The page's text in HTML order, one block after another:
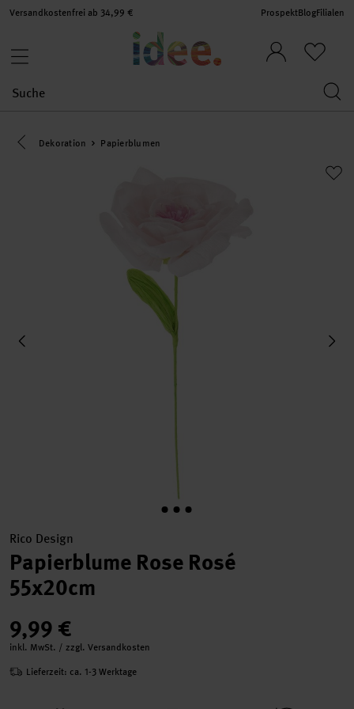
Versandkostenfrei ab 34,99 € ProspektBlogFilialen
Eine Kategorie zurück navigieren
Dekoration Papierblumen
Rico Design
Papierblume Rose Rosé
55x20cm
9,99 €
inkl. MwSt. / zzgl. Versandkosten
Lieferzeit: ca. 1-3 Werktage